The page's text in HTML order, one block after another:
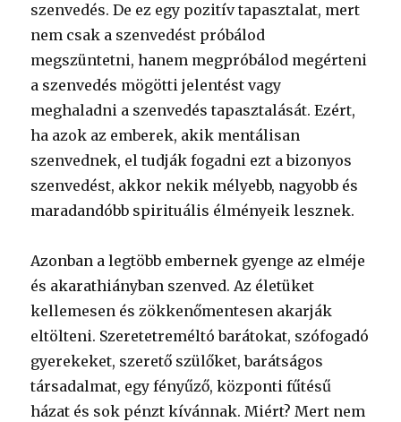
szenvedés. De ez egy pozitív tapasztalat, mert
nem csak a szenvedést próbálod
megszüntetni, hanem megpróbálod megérteni
a szenvedés mögötti jelentést vagy
meghaladni a szenvedés tapasztalását. Ezért,
ha azok az emberek, akik mentálisan
szenvednek, el tudják fogadni ezt a bizonyos
szenvedést, akkor nekik mélyebb, nagyobb és
maradandóbb spirituális élményeik lesznek.
Azonban a legtöbb embernek gyenge az elméje
és akarathiányban szenved. Az életüket
kellemesen és zökkenőmentesen akarják
eltölteni. Szeretetreméltó barátokat, szófogadó
gyerekeket, szerető szülőket, barátságos
társadalmat, egy fényűző, központi fűtésű
házat és sok pénzt kívánnak. Miért? Mert nem